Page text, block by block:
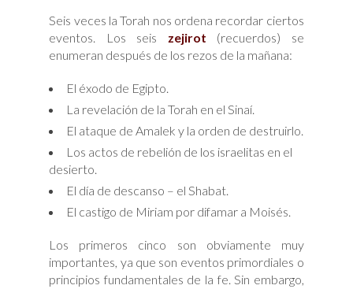
Seis veces la Torah nos ordena recordar ciertos
eventos. Los seis zejirot (recuerdos) se
enumeran después de los rezos de la mañana:
El éxodo de Egipto.
La revelación de la Torah en el Sinaí.
El ataque de Amalek y la orden de destruirlo.
Los actos de rebelión de los israelitas en el
desierto.
El día de descanso – el Shabat.
El castigo de Miriam por difamar a Moisés.
Los primeros cinco son obviamente muy
importantes, ya que son eventos primordiales o
principios fundamentales de la fe. Sin embargo,